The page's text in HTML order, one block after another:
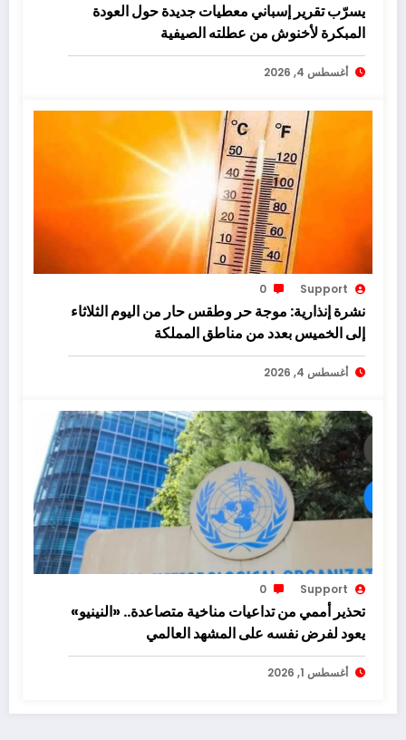
يسرّب تقرير إسباني معطيات جديدة حول العودة
المبكرة لأخنوش من عطلته الصيفية
أغسطس 4, 2026
Support
0
نشرة إنذارية: موجة حر وطقس حار من اليوم الثلاثاء
إلى الخميس بعدد من مناطق المملكة
أغسطس 4, 2026
Support
0
تحذير أممي من تداعيات مناخية متصاعدة.. «النينيو»
يعود لفرض نفسه على المشهد العالمي
أغسطس 1, 2026